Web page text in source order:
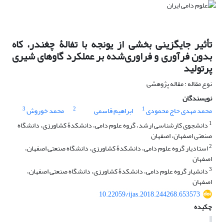
تأثیر جایگزینی بخشی از یونجه با تفالۀ چغندر، کاه
بدون فرآوری و فراوری‌شده بر عملکرد گاوهای شیری
پرتولید
نوع مقاله : مقاله پژوهشی
نویسندگان
محمد مهدی حاج محمودی1 ابراهیم قاسمی 2 محمد خوروش3
1 دانشجوی کارشناسی ارشد، گروه علوم دامی، دانشکدۀ کشاورزی، دانشگاه
صنعتی اصفهان، اصفهان
2استادیار گروه علوم دامی، دانشکدۀ کشاورزی، دانشگاه صنعتی اصفهان،
اصفهان
3دانشیار گروه علوم دامی، دانشکدۀ کشاورزی، دانشگاه صنعتی اصفهان،
اصفهان
10.22059/ijas.2018.244268.653573
چکیده